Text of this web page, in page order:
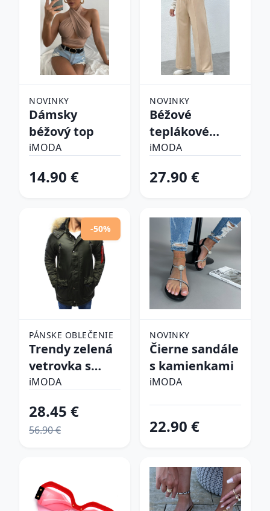
NOVINKY
Dámsky
béžový top
iMODA
14.90 €
NOVINKY
Béžové
teplákové
nohavice
iMODA
27.90 €
-50%
PÁNSKE OBLEČENIE
Trendy zelená
vetrovka s
kapucňou
iMODA
28.45 €
56.90 €
NOVINKY
Čierne sandále
s kamienkami
iMODA
22.90 €